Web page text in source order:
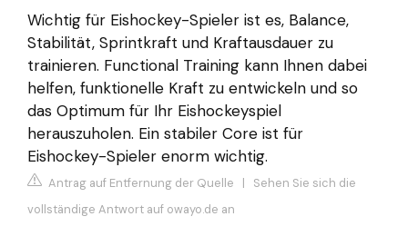
Wichtig für Eishockey-Spieler ist es, Balance,
Stabilität, Sprintkraft und Kraftausdauer zu
trainieren. Functional Training kann Ihnen dabei
helfen, funktionelle Kraft zu entwickeln und so
das Optimum für Ihr Eishockeyspiel
herauszuholen. Ein stabiler Core ist für
Eishockey-Spieler enorm wichtig.
Antrag auf Entfernung der Quelle | Sehen Sie sich die
vollständige Antwort auf owayo.de an